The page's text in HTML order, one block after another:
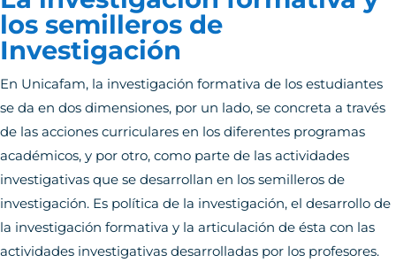
los semilleros de
Investigación
En Unicafam, la investigación formativa de los estudiantes
se da en dos dimensiones, por un lado, se concreta a través
de las acciones curriculares en los diferentes programas
académicos, y por otro, como parte de las actividades
investigativas que se desarrollan en los semilleros de
investigación. Es política de la investigación, el desarrollo de
la investigación formativa y la articulación de ésta con las
actividades investigativas desarrolladas por los profesores.